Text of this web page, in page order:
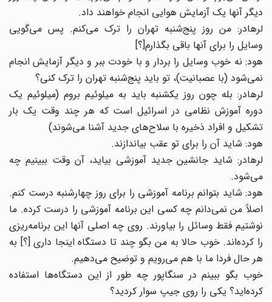
دیگر آنها یک آزمایش هوایی انجام خواهند داد.
لرهادر: من روز پنج‌شنبه تهران را ترک می‌کنم. پس می‌گویی
وسایل را برای آنها باقی بگذارم[؟]
هود: نه خوب وسایل را بردار و با خودت ببر و دیگر آزمایش انجام
نمی‌شود (با عصبانیت)، تو باید پنج‌شنبه تهران را ترک کنی؟
لرهادر: بله چون روز یکشنبه باید به میلوئیم بروم (میلوئیم یک
دوره آموزش نظامی در اسرائیل است که هر چند وقت یک بار
تشکیل و افراد ذخیره با سلاح‌های جدید آشنا می‌شوند)
هود: شاید آن را برای تو عقب بیاندازند.
لرهادر: شاید جانشین جدید آموزشی بیاید، آن وقت ببینیم چه
می‌شود.
هود: شاید بتوانم برنامه آموزشی را برای روز چهارشنبه درست کنم.
اصلاً من نمی‌دانم چه کسی این برنامه آموزشی را درست کرده. ما
نوشتیم فقط وسائل را بیاورند. روی چه اصلی آنها این برنامه‌ریزی
را کرده‌اند. خوب حالا به من بگو چند تا دستگاه اینجا داری [؟] به
هر حال فردا ما با هم می‌رویم و توضیح می‌دهیم.
خوب بگو ببینم در سنگاپور چه طور از این دستگاه‌ها استفاده
کرده‌اید؟ یکی را روی جیپ سوار کردید؟